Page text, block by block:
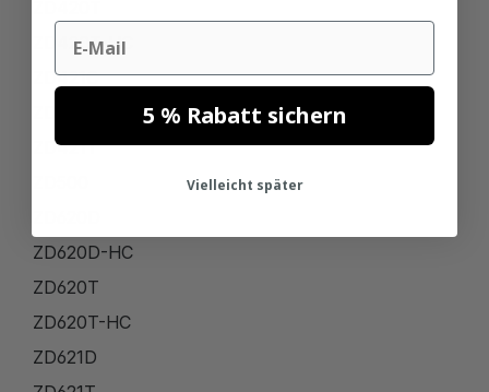
ZD420T-HC
ZD421C
ZD421T
ZD620D-HC
ZD620T
ZD620T-HC
ZD621D
Email
5 % Rabatt sichern
Vielleicht später